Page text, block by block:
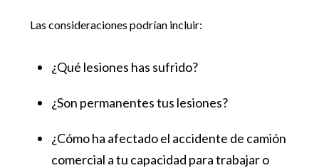
Las consideraciones podrían incluir:
¿Qué lesiones has sufrido?
¿Son permanentes tus lesiones?
¿Cómo ha afectado el accidente de camión
comercial a tu capacidad para trabajar o